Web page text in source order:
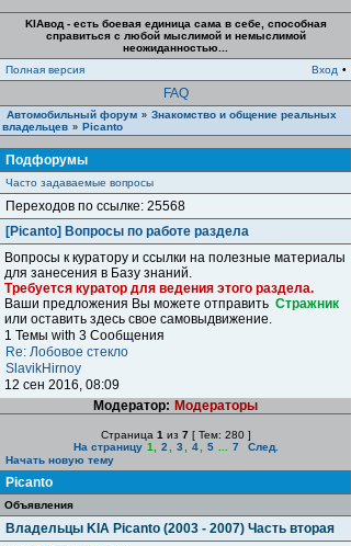
KIAвод - есть боевая единица сама в себе, способная
справиться с любой мыслимой и немыслимой
неожиданностью...
Полная версия
Вход •
FAQ
Автомобильный форум » Знакомство и общение реальных
владельцев » Piсanto
Подфорумы
Часто задаваемые вопросы
Переходов по ссылке: 25568
[Picanto] Вопросы по работе раздела
Вопросы к куратору и ссылки на полезные материалы
для занесения в Базу знаний.
Требуется куратор для ведения этого раздела.
Ваши предложения Вы можете отправить Стражник
или оставить здесь свое самовыдвижение.
1 Темы with 3 Сообщения
Re: Лобовое стекло
SlavikHirnoy
12 сен 2016, 08:09
Модератор: Модераторы
Страница 1 из 7[ Тем: 280 ]
На страницу 1 2 3 4 5 7
След.
Начать новую тему
Piсanto
Объявления
Владельцы KIA Piсanto (2003 - 2007) Часть вторая